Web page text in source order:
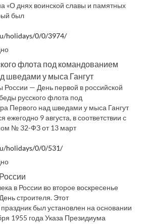
«О днях воинской славы и памятных
был
holidays/0/0/3974/
флота под командованием
шведами у мыса Гангут
России — День первой в российской
русского флота под
Первого над шведами у мыса Гангут
ежегодно 9 августа, в соответствии с
№ 32-ФЗ от 13 март
holidays/0/0/531/
в России во второе воскресенье
строителя. Этот
был установлен на основании
1955 года Указа Президиума